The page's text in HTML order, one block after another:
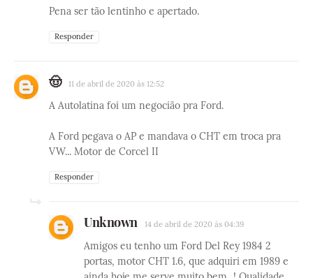
Pena ser tão lentinho e apertado.
Responder
🤠 11 de abril de 2020 às 12:52
A Autolatina foi um negocião pra Ford.
A Ford pegava o AP e mandava o CHT em troca pra
VW... Motor de Corcel II
Responder
Unknown 14 de abril de 2020 às 04:39
Amigos eu tenho um Ford Del Rey 1984 2
portas, motor CHT 1.6, que adquiri em 1989 e